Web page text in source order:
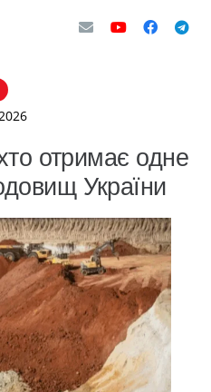
отримає одне
України